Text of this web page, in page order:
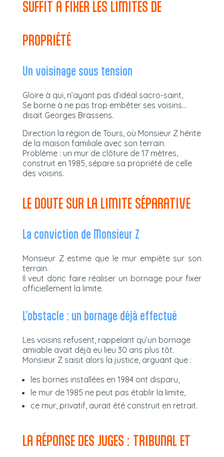
SUFFIT À FIXER LES LIMITES DE
PROPRIÉTÉ
Un voisinage sous tension
Gloire à qui, n’ayant pas d’idéal sacro-saint,
Se borne à ne pas trop embêter ses voisins…
disait Georges Brassens.
Direction la région de Tours, où Monsieur Z hérite
de la maison familiale avec son terrain.
Problème : un mur de clôture de 17 mètres,
construit en 1985, sépare sa propriété de celle
des voisins.
LE DOUTE SUR LA LIMITE SÉPARATIVE
La conviction de Monsieur Z
Monsieur Z estime que le mur empiète sur son
terrain.
Il veut donc faire réaliser un bornage pour fixer
officiellement la limite.
L’obstacle : un bornage déjà effectué
Les voisins refusent, rappelant qu’un bornage
amiable avait déjà eu lieu 30 ans plus tôt.
Monsieur Z saisit alors la justice, arguant que :
les bornes installées en 1984 ont disparu,
le mur de 1985 ne peut pas établir la limite,
ce mur, privatif, aurait été construit en retrait.
LA RÉPONSE DES JUGES : TRIBUNAL ET